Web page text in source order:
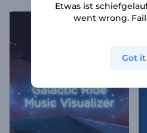
Etwas ist
went wrong.
Got it